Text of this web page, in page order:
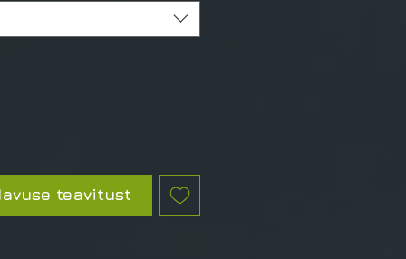
teavitust